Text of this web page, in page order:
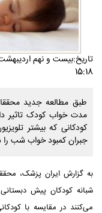
15:18
طبق مطالعه جدید
مدت خواب کودک تاثیر
کودکانی که بیشتر
جبران کمبود خواب شب را
به گزارش ایران پزشک،
شبانه کودکان پیش
می‌کنند در مقایسه با